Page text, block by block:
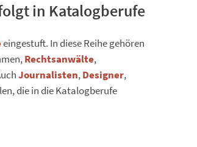
in Katalogberufe
eingestuft. In diese Reihe gehören
Rechtsanwälte,
Journalisten,Designer,
die in die Katalogberufe